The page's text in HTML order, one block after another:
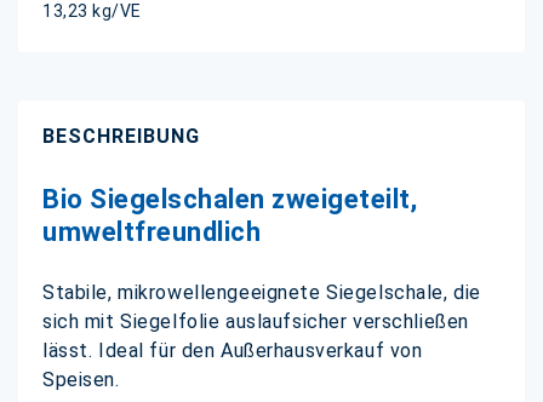
13,23 kg/VE
BESCHREIBUNG
Bio Siegelschalen zweigeteilt,
umweltfreundlich
Stabile, mikrowellengeeignete Siegelschale, die
sich mit Siegelfolie auslaufsicher verschließen
lässt. Ideal für den Außerhausverkauf von
Speisen.